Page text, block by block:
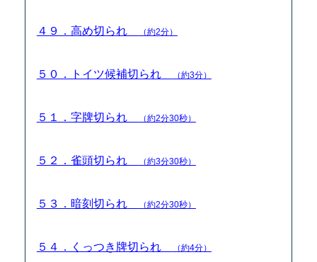
４９．高め切られ （約2分）
５０．トイツ候補切られ （約3分）
５１．字牌切られ （約2分30秒）
５２．雀頭切られ （約3分30秒）
５３．暗刻切られ （約2分30秒）
５４．くっつき牌切られ （約4分）